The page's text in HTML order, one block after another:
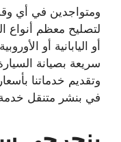
ومتواجدين في أي
لتصليح معظم أنواع
أو اليابانية أو
سريعة بصيانة
وتقديم خدماتنا
في بنشر متنقل